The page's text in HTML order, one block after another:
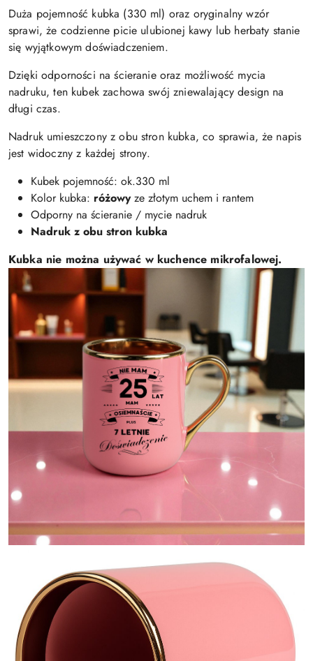
Duża pojemność kubka (330 ml) oraz oryginalny wzór
sprawi, że codzienne picie ulubionej kawy lub herbaty stanie
się wyjątkowym doświadczeniem.
Dzięki odporności na ścieranie oraz możliwość mycia
nadruku, ten kubek zachowa swój zniewalający design na
długi czas.
Nadruk umieszczony z obu stron kubka, co sprawia, że napis
jest widoczny z każdej strony.
Kubek pojemność: ok.330 ml
Kolor kubka: różowyze złotym uchem i rantem
Odporny na ścieranie / mycie nadruk
Nadruk z obu stron kubka
Kubka nie można używać w kuchence mikrofalowej.